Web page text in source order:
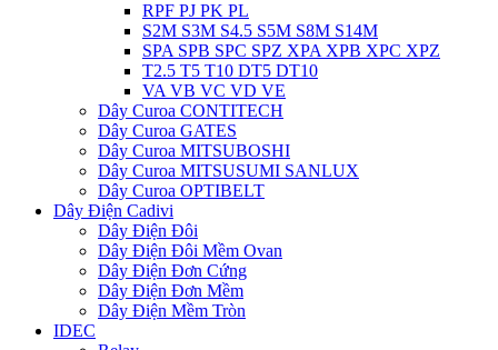
RPF PJ PK PL
S2M S3M S4.5 S5M S8M S14M
SPA SPB SPC SPZ XPA XPB XPC XPZ
T2.5 T5 T10 DT5 DT10
VA VB VC VD VE
Dây Curoa CONTITECH
Dây Curoa GATES
Dây Curoa MITSUBOSHI
Dây Curoa MITSUSUMI SANLUX
Dây Curoa OPTIBELT
Dây Điện Cadivi
Dây Điện Đôi
Dây Điện Đôi Mềm Ovan
Dây Điện Đơn Cứng
Dây Điện Đơn Mềm
Dây Điện Mềm Tròn
IDEC